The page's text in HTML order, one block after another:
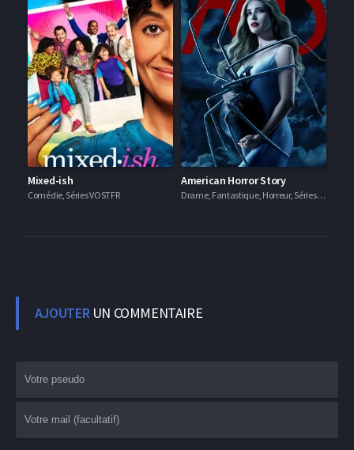
Mixed-ish
Comédie, Séries VOSTFR
American Horror Story
Drame, Fantastique, Horreur, Séries VF
AJOUTERUN COMMENTAIRE